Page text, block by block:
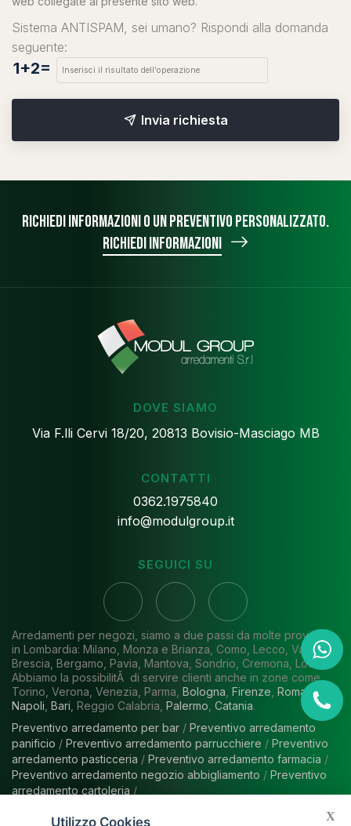
Sistema ANTISPAM, sei umano? Rispondi alla domanda
seguente:
1+2=
Invia richiesta
Richiedi informazioni o un preventivo personalizzato.
Richiedi informazioni
DOVE SIAMO
Via F.lli Cervi 18/20, 20813 Bovisio-Masciago MB
CONTATTI
0362.1975840
info@modulgroup.it
SEGUICI SU
Arredamenti per negozi, siamo a due passi da molte province
in Lombardia: Milano, Monza e Brianza, Como, Lecco, Varese,
Brescia, Bergamo, Pavia, Mantova, Sondrio, Cremona, Lodi.
Abbiamo la possibilitÃ di servire clienti anche in zone come
Torino, Verona, Venezia, Parma, Bologna Firenze Roma
Napoli Bari , Reggio Calabria, Palermo Catania.
Preventivo arredamento per bar / Preventivo arredamento
panificio / Preventivo arredamento parrucchiere / Preventivo
arredamento pasticceria / Preventivo arredamento farmacia /
Preventivo arredamento negozio abbigliamento / Preventivo
arredamento cartoleria /
Utilizzo Cookies X